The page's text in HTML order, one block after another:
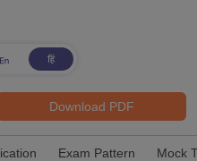
Download PDF
Exam Pattern Mock